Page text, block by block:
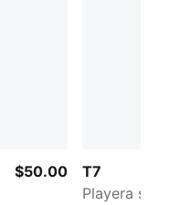
$50.00
T7
Playera